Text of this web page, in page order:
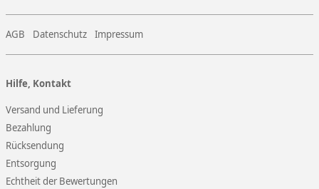
AGB Datenschutz Impressum
Hilfe, Kontakt
Versand und Lieferung
Bezahlung
Rücksendung
Entsorgung
Echtheit der Bewertungen